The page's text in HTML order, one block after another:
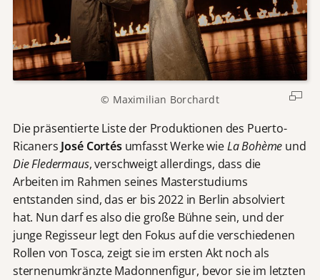
© Maximilian Borchardt
Die präsentierte Liste der Produktionen des Puerto-
Ricaners José Cortésumfasst Werke wieLa Bohème und
Die Fledermaus, verschweigt allerdings, dass die
Arbeiten im Rahmen seines Masterstudiums
entstanden sind, das er bis 2022 in Berlin absolviert
hat. Nun darf es also die große Bühne sein, und der
junge Regisseur legt den Fokus auf die verschiedenen
Rollen von Tosca, zeigt sie im ersten Akt noch als
sternenumkränzte Madonnenfigur, bevor sie im letzten